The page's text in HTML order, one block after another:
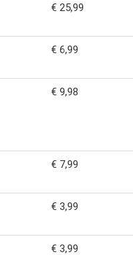
€ 25,99
€ 6,99
€ 9,98
€ 7,99
€ 3,99
€ 3,99